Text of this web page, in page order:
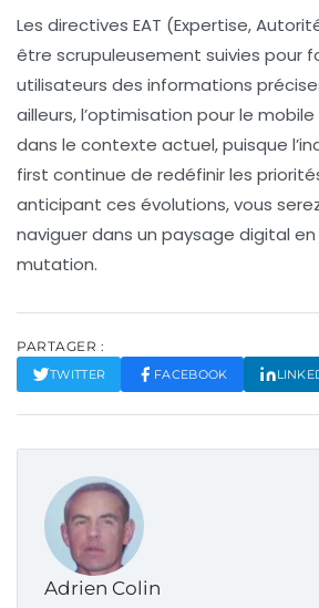
Les directives EAT (Expertise,
être scrupuleusement suivies pour
utilisateurs des informations
ailleurs, l’optimisation pour le mobile
dans le contexte actuel, puisque l’
first continue de redéfinir les priorités
anticipant ces évolutions, vous
naviguer dans un paysage digital
mutation.
PARTAGER :
TWITTER FACEBOOK
Adrien Colin